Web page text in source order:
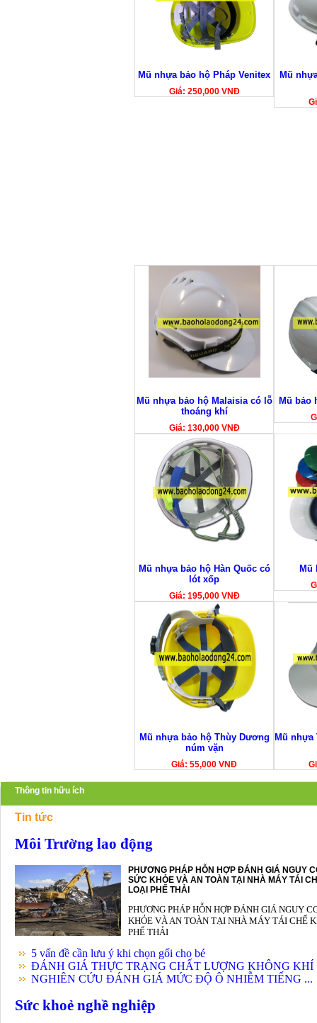
Mũ nhựa bảo hộ Pháp Venitex
Giá: 250,000 VNĐ
Mũ
Mũ nhựa bảo hộ Malaisia có lỗ
thoáng khí
Giá: 130,000 VNĐ
Mũ bảo
Mũ nhựa bảo hộ Hàn Quốc có
lót xốp
Giá: 195,000 VNĐ
Mũ
Mũ nhựa bảo hộ Thùy Dương
núm vặn
Giá: 55,000 VNĐ
Mũ
Thông tin hữu ích
Tin tức
Môi Trường lao động
PHƯƠNG PHÁP HỖN HỢP ĐÁNH GIÁ NGUY
SỨC KHỎE VÀ AN TOÀN TẠI NHÀ MÁY TÁI
LOẠI PHẾ THẢI
PHƯƠNG PHÁP HỖN HỢP ĐÁNH GIÁ NGUY
KHỎE VÀ AN TOÀN TẠI NHÀ MÁY TÁI CHẾ
PHẾ THẢI
5 vấn đề cần lưu ý khi chọn gối cho bé
ĐÁNH GIÁ THỰC TRẠNG CHẤT LƯỢNG KHÔNG KHÍ
NGHIÊN CỨU ĐÁNH GIÁ MỨC ĐỘ Ô NHIỄM TIẾNG ...
Sức khoẻ nghề nghiệp